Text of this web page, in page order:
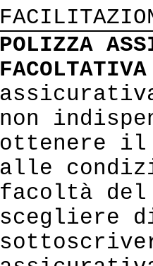
POLIZZA
FACOLTATIVA
non
ottenere il
alle
facoltà
scegliere